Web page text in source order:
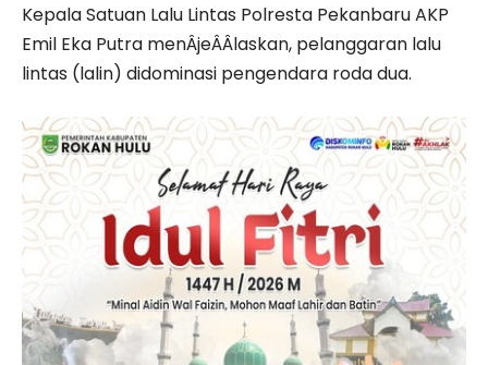
Kepala Satuan Lalu Lintas Polresta Pekanbaru AKP
Emil Eka Putra menÂ­jeÂ­Â­laskan, pelanggaran lalu
lintas (lalin) didominasi pengendara roda dua.